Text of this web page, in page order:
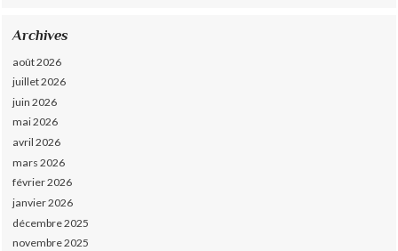
Archives
août 2026
juillet 2026
juin 2026
mai 2026
avril 2026
mars 2026
février 2026
janvier 2026
décembre 2025
novembre 2025